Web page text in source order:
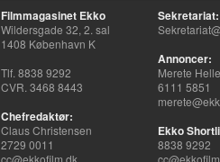
Filmmagasinet Ekko
Wildersgade 32, 2. sal
1408 København K
Tlf. 8838 9292
CVR. 3468 8443
Chefredaktør:
Claus Christensen
2729 0011
cc@ekkofilm.dk
Sekretariat:
Annoncer:
Merete
6111 5851
Ekko
8838 9292